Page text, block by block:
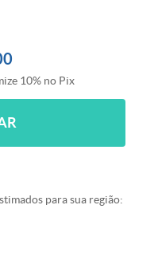
10% no Pix
para sua região: